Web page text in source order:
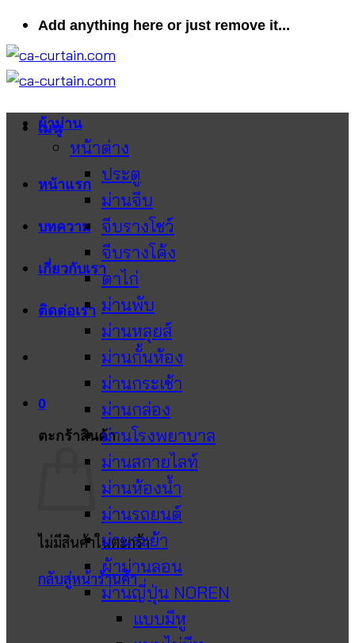
ข้าม
ไป
ยัง
เนื้อหา
Add anything here or just remove it...
เมนู
หน้าแรก
บทความ
เกี่ยวกับเรา
ติดต่อเรา
0
ตะกร้าสินค้า
ไม่มีสินค้าในตะกร้า
กลับสู่หน้าร้านค้า
ผ้าม่าน
หน้าต่าง
ประตู
ม่านจีบ
จีบรางโชว์
จีบรางโค้ง
ตาไก่
ม่านพับ
ม่านหลุยส์
ม่านกั้นห้อง
ม่านกระเช้า
ม่านกล่อง
ม่านโรงพยาบาล
ม่านสกายไลท์
ม่านห้องน้ำ
ม่านรถยนต์
ม่านระย้า
ผ้าม่านลอน
ม่านญี่ปุ่น NOREN
แบบมีหู